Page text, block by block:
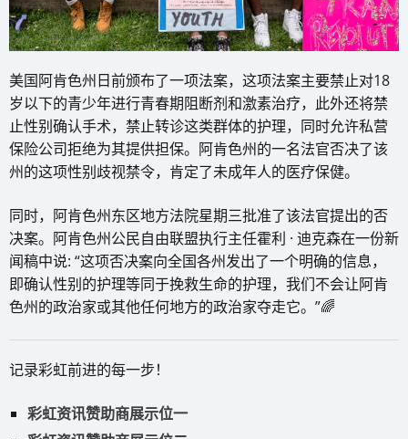
美国阿肯色州日前颁布了一项法案，这项法案主要禁止对18
岁以下的青少年进行青春期阻断剂和激素治疗，此外还将禁
止性别确认手术，禁止转诊这类群体的护理，同时允许私营
保险公司拒绝为其提供担保。阿肯色州的一名法官否决了该
州的这项性别歧视禁令，肯定了未成年人的医疗保健。
同时，阿肯色州东区地方法院星期三批准了该法官提出的否
决案。阿肯色州公民自由联盟执行主任霍利 · 迪克森在一份新
闻稿中说: “这项否决案向全国各州发出了一个明确的信息，
即确认性别的护理等同于挽救生命的护理，我们不会让阿肯
色州的政治家或其他任何地方的政治家夺走它。”🌈
记录彩虹前进的每一步！
彩虹资讯赞助商展示位一